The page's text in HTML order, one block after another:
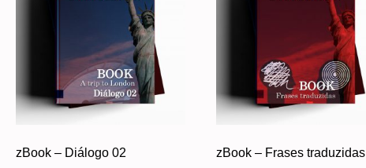
zBook – Diálogo 02 zBook – Frases traduzidas